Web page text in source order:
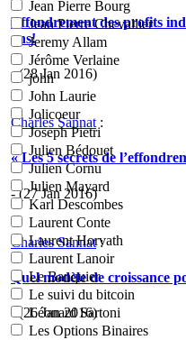
Jean Pierre Bourg
Jean Pierre Chevallier
Jeremy Allam
Jérôme Verlaine
john
John Laurie
Jolicoeur
Joseph Pietri
Julien Bédouet
Julien Cornu
Julien Mayard
Karl Descombes
Laurent Conte
Laurent Horvath
Laurent Lanoir
Le Banquier
Le suivi du bitcoin
Léonard Sartoni
Les Options Binaires
Effondrement des profits
ans!
- (28 Jan 2016)
Charles Sannat :
« Les 5 secrets de
- (27 Jan 2016)
Charles Sannat:
Quel modèle de croissance
- (26 Jan 2016)